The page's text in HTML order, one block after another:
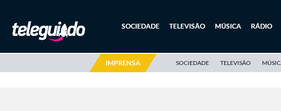
SOCIEDADE TELEVISÃO MÚSICA RÁDIO
IMPRENSA SOCIEDADE TELEVISÃO